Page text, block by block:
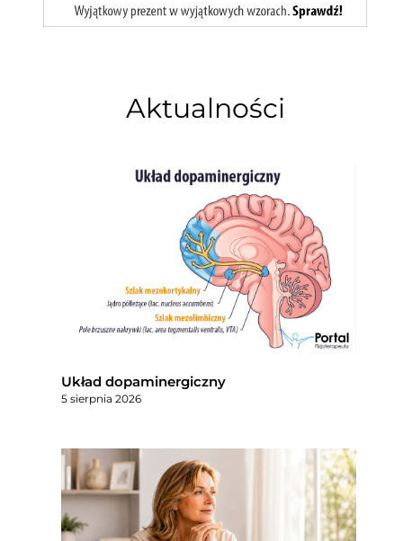
Aktualności
Układ dopaminergiczny
5 sierpnia 2026